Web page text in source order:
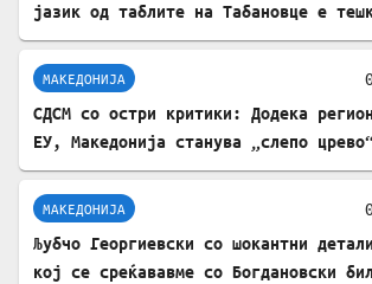
јазик од таблите на Табановце е
МАКЕДОНИЈА
СДСМ со остри критики: Додека
ЕУ, Македонија станува „слепо
МАКЕДОНИЈА
Љубчо Георгиевски со шокантни
кој се среќававме со Богдановски